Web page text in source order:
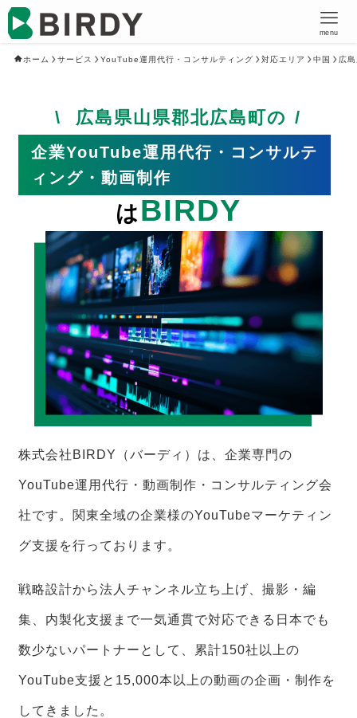
menu
ホーム サービス YouTube運用代行・コンサルティング 対応エリア 中国 広
広島県山県郡北広島町の
企業YouTube運用代行・コンサルテ
ィング・動画制作
はBIRDY
株式会社BIRDY（バーディ）は、企業専門の
YouTube運用代行・動画制作・コンサルティング会
社です。関東全域の企業様のYouTubeマーケティン
グ支援を行っております。
戦略設計から法人チャンネル立ち上げ、撮影・編
集、内製化支援まで一気通貫で対応できる日本でも
数少ないパートナーとして、累計150社以上の
YouTube支援と15,000本以上の動画の企画・制作を
してきました。